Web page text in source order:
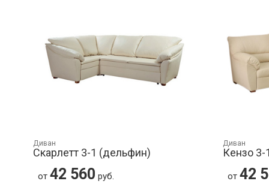
Диван
Скарлетт 3-1 (дельфин)
от 42 560 руб.
Диван
Кензо
от 42